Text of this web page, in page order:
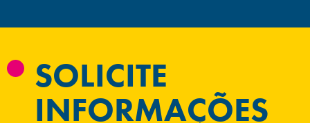
SOLICITE
INFORMAÇÕES